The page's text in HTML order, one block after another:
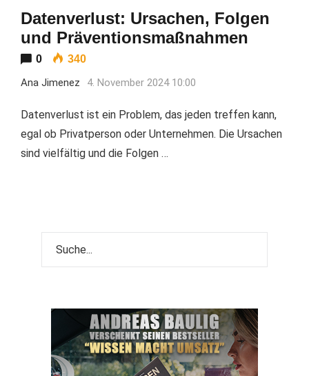
Datenverlust: Ursachen, Folgen
und Präventionsmaßnahmen
0 340
Ana Jimenez 4. November 2024 10:00
Datenverlust ist ein Problem, das jeden treffen kann,
egal ob Privatperson oder Unternehmen. Die Ursachen
sind vielfältig und die Folgen …